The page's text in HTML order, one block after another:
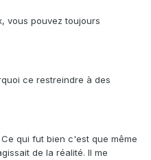
vous pouvez toujours
ce restreindre à des
qui fut bien c'est que même
de la réalité. Il me